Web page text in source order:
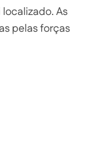
As
pelas forças